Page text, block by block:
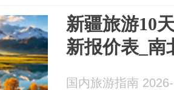
新疆旅游10
新报价表_南
国内旅游指南